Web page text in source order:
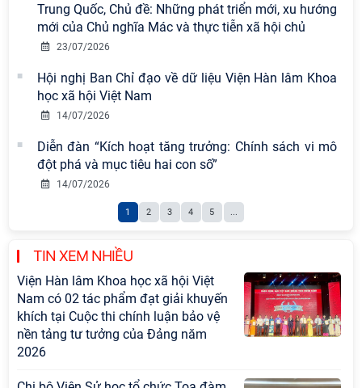
Trung Quốc, Chủ đề: Những phát triển mới, xu hướng
mới của Chủ nghĩa Mác và thực tiễn xã hội chủ
23/07/2026
Hội nghị Ban Chỉ đạo về dữ liệu Viện Hàn lâm Khoa
học xã hội Việt Nam
14/07/2026
Diễn đàn “Kích hoạt tăng trưởng: Chính sách vi mô
đột phá và mục tiêu hai con số”
14/07/2026
1 2 3 4 5 ...
TIN XEM NHIỀU
Viện Hàn lâm Khoa học xã hội Việt
Nam có 02 tác phẩm đạt giải khuyến
khích tại Cuộc thi chính luận bảo vệ
nền tảng tư tưởng của Đảng năm
2026